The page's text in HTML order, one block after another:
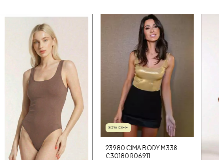
80%OFF
23980 CIMA BODY M338
C30180 R06911